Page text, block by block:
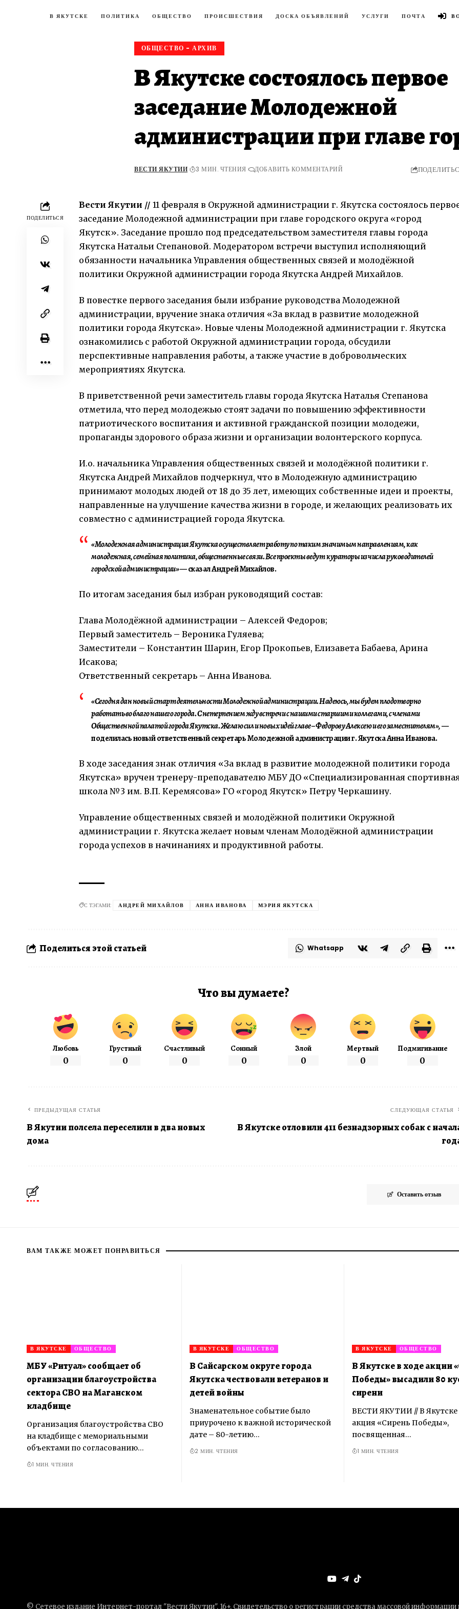
В ЯКУТСКЕ ПОЛИТИКА ОБЩЕСТВО ПРОИСШЕСТВИЯ ДОСКА ОБЪЯВЛЕНИЙ УСЛУГИ ПОЧТА
ОБЩЕСТВО - АРХИВ
В Якутске состоялось первое
заседание Молодежной
администрации при главе
ВЕСТИ ЯКУТИИ 3 МИН. ЧТЕНИЯ ДОБАВИТЬ КОММЕНТАРИЙ
ПОДЕЛИТЬСЯ
Вести Якутии // 11 февраля в Окружной администрации г. Якутска состоялось
заседание Молодежной администрации при главе городского округа «город
Якутск». Заседание прошло под председательством заместителя главы города
Якутска Натальи Степановой. Модератором встречи выступил исполняющий
обязанности начальника Управления общественных связей и молодёжной
политики Окружной администрации города Якутска Андрей Михайлов.
В повестке первого заседания были избрание руководства Молодежной
администрации, вручение знака отличия «За вклад в развитие молодежной
политики города Якутска». Новые члены Молодежной администрации г. Якутска
ознакомились с работой Окружной администрации города, обсудили
перспективные направления работы, а также участие в добровольческих
мероприятиях Якутска.
В приветственной речи заместитель главы города Якутска Наталья Степанова
отметила, что перед молодежью стоят задачи по повышению эффективности
патриотического воспитания и активной гражданской позиции молодежи,
пропаганды здорового образа жизни и организации волонтерского корпуса.
И.о. начальника Управления общественных связей и молодёжной политики г.
Якутска Андрей Михайлов подчеркнул, что в Молодежную администрацию
принимают молодых людей от 18 до 35 лет, имеющих собственные идеи и проекты,
направленные на улучшение качества жизни в городе, и желающих реализовать их
совместно с администрацией города Якутска.
«Молодежная администрация Якутска осуществляет работу по таким значимым направлениям, как
молодежная, семейная политика, общественные связи. Все проекты ведут кураторы из числа руководителей
городской администрации»— сказал Андрей Михайлов.
По итогам заседания был избран руководящий состав:
Глава Молодёжной администрации – Алексей Федоров;
Первый заместитель – Вероника Гуляева;
Заместители – Константин Шарин, Егор Прокопьев, Елизавета Бабаева, Арина
Исакова;
Ответственный секретарь – Анна Иванова.
«Сегодня дан новый старт деятельности Молодежной администрации. Надеюсь, мы будем плодотворно
работать во благо нашего города. С нетерпением жду встречи с нашими старшими коллегами, с членами
Общественной палатой города Якутска. Желаю сил и новых идей главе – Федорову Алексею и его заместителям»,—
поделилась новый ответственный секретарь Молодежной администрации г. Якутска Анна Иванова.
В ходе заседания знак отличия «За вклад в развитие молодежной политики города
Якутска» вручен тренеру-преподавателю МБУ ДО «Специализированная
школа №3 им. В.П. Керемясова» ГО «город Якутск» Петру Черкашину.
Управление общественных связей и молодёжной политики Окружной
администрации г. Якутска желает новым членам Молодёжной администрации
города успехов в начинаниях и продуктивной работы.
С ТЭГАМИ: АНДРЕЙ МИХАЙЛОВ АННА ИВАНОВА МЭРИЯ ЯКУТСКА
Поделиться этой статьей Whatsapp
Что вы думаете?
Любовь
0
Грустный
0
Счастливый
0
Сонный
0
Злой
0
Мертвый
0
Подмигивание
0
ПРЕДЫДУЩАЯ СТАТЬЯ
В Якутии полсела переселили в два новых
дома
СЛЕДУЮЩАЯ СТАТЬЯ
В Якутске отловили 411 безнадзорных собак с
Оставить отзыв
ВАМ ТАКЖЕ МОЖЕТ ПОНРАВИТЬСЯ
В ЯКУТСКЕ ОБЩЕСТВО
МБУ «Ритуал» сообщает об
организации благоустройства
сектора СВО на Маганском
кладбище
Организация благоустройства СВО
на кладбище с мемориальными
объектами по согласованию…
1 МИН. ЧТЕНИЯ
В ЯКУТСКЕ ОБЩЕСТВО
В Сайсарском округе города
Якутска чествовали ветеранов и
детей войны
Знаменательное событие было
приурочено к важной исторической
дате – 80-летию…
2 МИН. ЧТЕНИЯ
В ЯКУТСКЕ ОБЩЕСТВО
В Якутске в ходе акции
Победы» высадили 80
сирени
ВЕСТИ ЯКУТИИ // В
акция «Сирень Победы»,
посвященная…
1 МИН. ЧТЕНИЯ
© Сетевое издание Интернет-портал "Вести Якутии". 16+. Свидетельство о регистрации средства массовой